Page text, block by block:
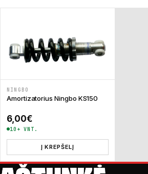
NINGBO
Amortizatorius Ningbo KS150
6,00€
10+ VNT.
Į KREPŠELĮ